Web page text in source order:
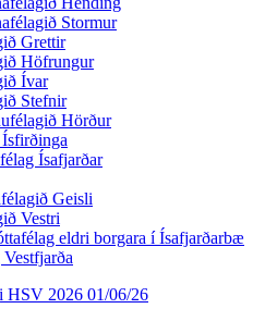
Stormur
Grettir
Höfrungur
Ívar
Stefnir
Hörður
Ísafjarðar
Geisli
Vestri
eldri borgara í Ísafjarðarbæ
HSV 2026 01/06/26